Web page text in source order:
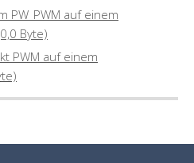
PW_PWM auf einem
Byte)
PWM auf einem